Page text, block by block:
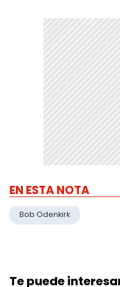
EN ESTA NOTA
Bob Odenkirk